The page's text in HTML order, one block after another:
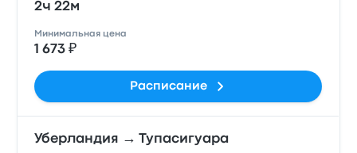
2ч 22м
Минимальная цена
1 673 ₽
Расписание
Уберландия → Тупасигуара